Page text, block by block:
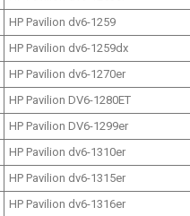
HP Pavilion dv6-1259
HP Pavilion dv6-1259dx
HP Pavilion dv6-1270er
HP Pavilion DV6-1280ET
HP Pavilion DV6-1299er
HP Pavilion dv6-1310er
HP Pavilion dv6-1315er
HP Pavilion dv6-1316er